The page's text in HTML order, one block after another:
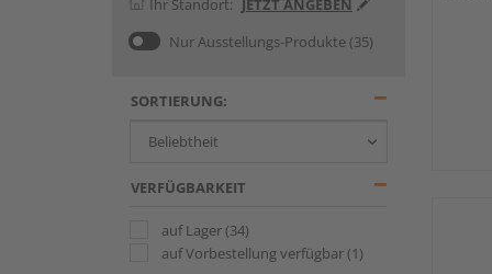
Nur Ausstellungs-Produkte (35)
SORTIERUNG:
VERFÜGBARKEIT
auf Lager(34)
auf Vorbestellung verfügbar(1)